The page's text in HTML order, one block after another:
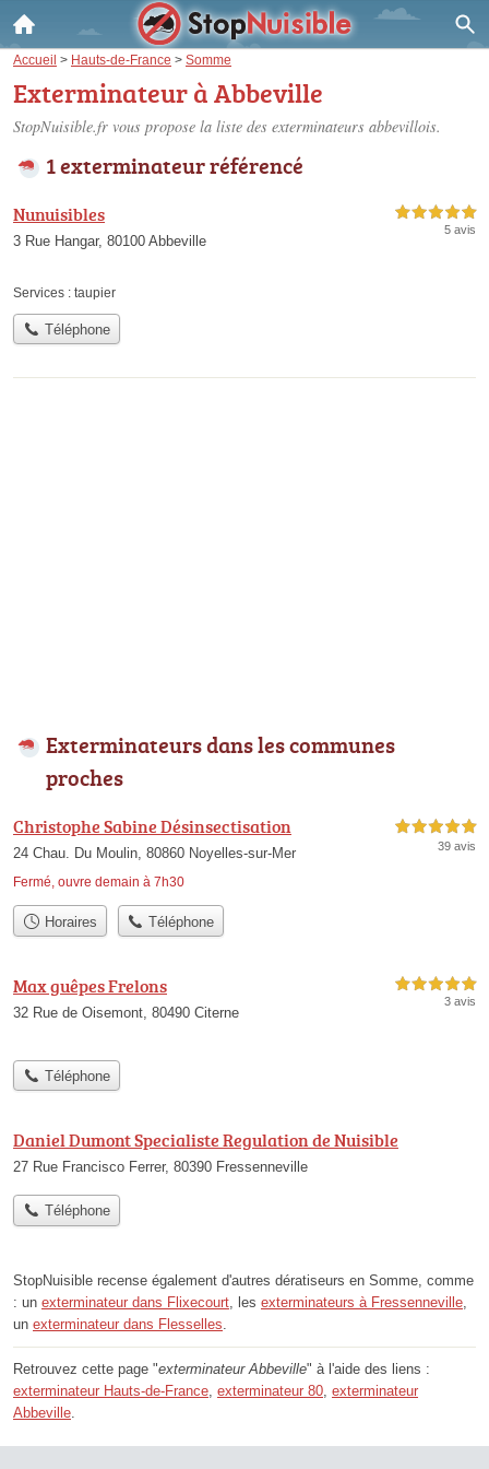
Accueil > Hauts-de-France > Somme
Exterminateur à Abbeville
StopNuisible.fr vous propose la liste des exterminateurs abbevillois.
1 exterminateur référencé
Nunuisibles
3 Rue Hangar, 80100 Abbeville
5,0 étoiles sur 5
5 avis
Services : taupier
Téléphone
Exterminateurs dans les communes
proches
Christophe Sabine Désinsectisation
24 Chau. Du Moulin, 80860 Noyelles-sur-Mer
Fermé, ouvre demain à 7h30
5,0 étoiles sur 5
39 avis
Horaires Téléphone
Max guêpes Frelons
32 Rue de Oisemont, 80490 Citerne
5,0 étoiles sur 5
3 avis
Téléphone
Daniel Dumont Specialiste Regulation de Nuisible
27 Rue Francisco Ferrer, 80390 Fressenneville
Téléphone
StopNuisible recense également d'autres dératiseurs en Somme, comme
: un exterminateur dans Flixecourt , les exterminateurs à Fressenneville
un exterminateur dans Flesselles
Retrouvez cette page "exterminateur Abbeville" à l'aide des liens :
exterminateur Hauts-de-France exterminateur 80 exterminateur
Abbeville